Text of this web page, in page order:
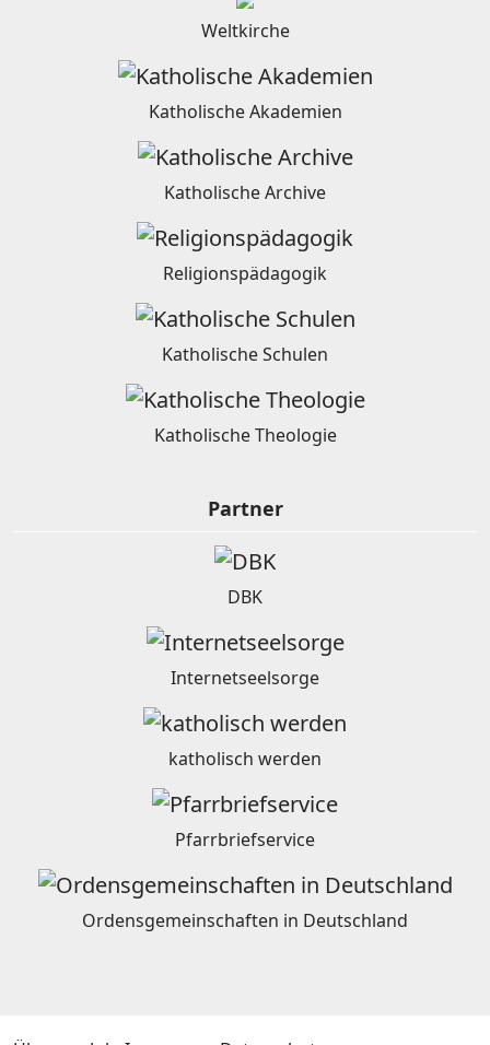
Weltkirche
Katholische Akademien
Katholische Archive
Religionspädagogik
Katholische Schulen
Katholische Theologie
Partner
DBK
Internetseelsorge
katholisch werden
Pfarrbriefservice
Ordensgemeinschaften in Deutschland